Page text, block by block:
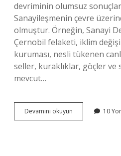
devriminin olumsuz
Sanayileşmenin çevre
olmuştur. Örneğin, Sanayi
Çernobil felaketi, iklim
kuruması, nesli tükenen
seller, kuraklıklar, göçler ve
mevcut…
Devamını okuyun
Sanayi
10